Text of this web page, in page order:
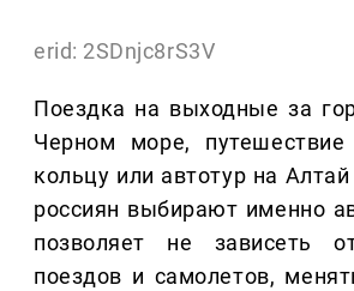
erid: 2SDnjc8rS3V
Поездка на выходные за
Черном море,
кольцу или автотур на
россиян выбирают именно
позволяет не зависеть
поездов и самолетов,